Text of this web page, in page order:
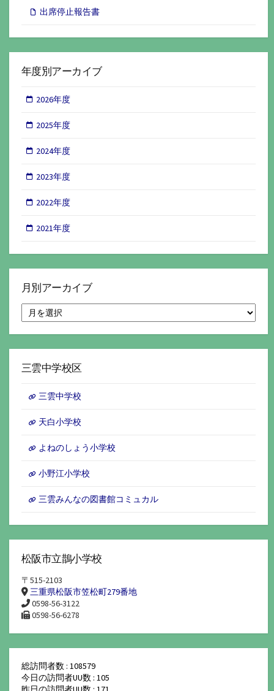
出席停止報告書
年度別アーカイブ
2026年度
2025年度
2024年度
2023年度
2022年度
2021年度
月別アーカイブ
別
ア
イ
三雲中学校区
三雲中学校
天白小学校
よねのしょう小学校
小野江小学校
三雲みんなの図書館コミュカル
松阪市立鵲小学校
〒515-2103
三重県松阪市笠松町279番地
0598-56-3122
0598-56-6278
総訪問者数 : 108579
今日の訪問者UU数 : 105